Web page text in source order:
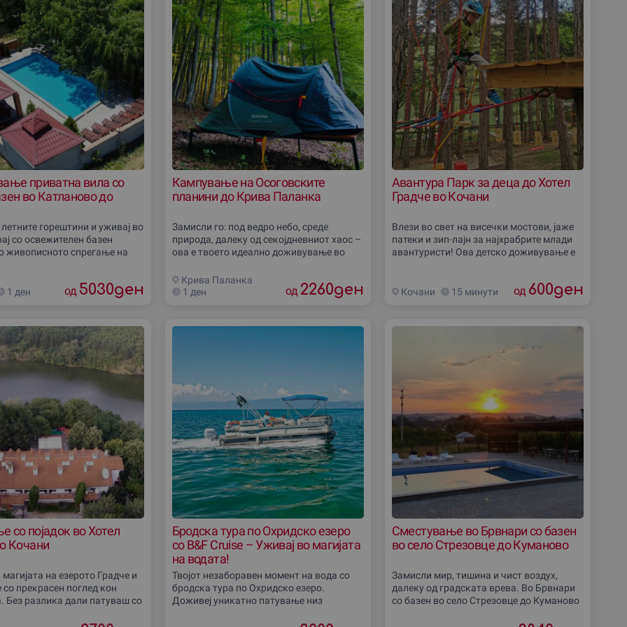
приватна вила со
во Катланово до
летните горештини и уживај во
со освежителен базен
живописното спрегање на
1 ден од 5030ден
Кампување на Осоговските
планини до Крива Паланка
Замисли го: под ведро небо, среде
природа, далеку од секојдневниот хаос –
ова е твоето идеално доживување во
Кампувај со полна опрема, доживеј
стрелаштво, домашно
Крива Паланка
1 ден
од 2260ден
Авантура Парк за деца до Хотел
Градче во Кочани
Влези во свет на висечки мостови, јаже
патеки и зип-лајн за најхрабрите млади
авантуристи! Ова детско доживување е
самодоверба, со
Кочани 15 минути од 600ден
со појадок во Хотел
Кочани
магијата на езерото Градче и
со прекрасен поглед кон
Без разлика дали патуваш со
Бродска тура по Охридско езеро
со B&F Cruise – Уживај во магијата
на водата!
Твојот незаборавен момент на вода со
бродска тура по Охридско езеро.
Доживеј уникатно патување низ
Сместување во Брвнари со базен
во село Стрезовце до Куманово
Замисли мир, тишина и чист воздух,
далеку од градската врева. Во Брвнари
со базен во село Стрезовце до Куманово